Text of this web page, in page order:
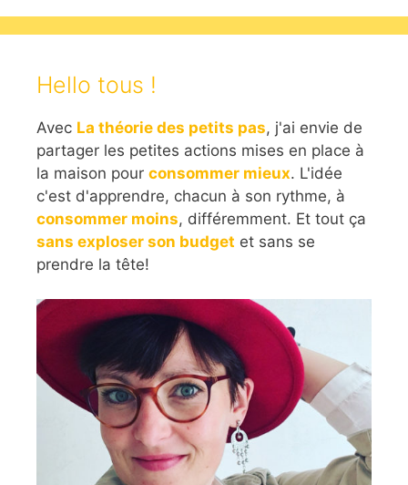
Hello tous !
Avec La théorie des petits pas, j'ai envie de
partager les petites actions mises en place à
la maison pour consommer mieux. L'idée
c'est d'apprendre, chacun à son rythme, à
consommer moins, différemment. Et tout ça
sans exploser son budget et sans se
prendre la tête!